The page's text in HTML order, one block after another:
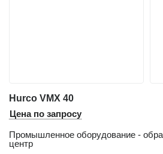
Hurco VMX 40
Цена по запросу
Промышленное оборудование -
центр